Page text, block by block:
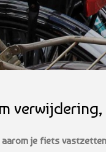
aarom je fiets